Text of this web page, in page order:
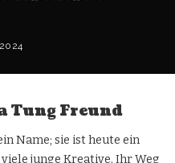
Tung Freund
Name; sie ist heute ein
junge Kreative. Ihr Weg